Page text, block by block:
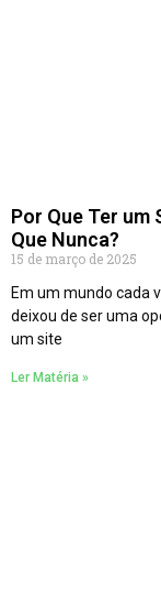
Por Que Ter um
Que Nunca?
15 de março de 2025
Em um mundo cada
deixou de ser uma
um site
Ler Matéria »